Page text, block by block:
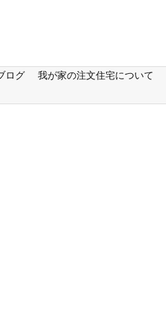
ログ 我が家の注文住宅について